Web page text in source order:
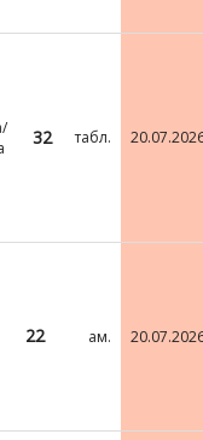
32 табл.
22 ам.